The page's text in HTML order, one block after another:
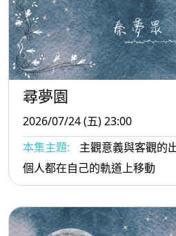
尋夢園
2026/07/24 (五) 23:00
本集主題:
主觀意義與客觀的
個人都在自己的軌道上移動